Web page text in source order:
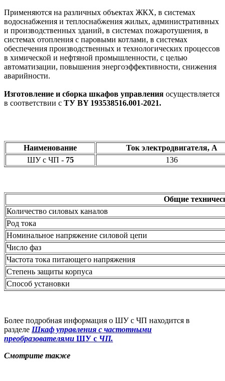
Применяются на различных объектах ЖКХ, в системах
водоснабжения и теплоснабжения жилых, административных
и производственных зданий, в системах пожаротушения, в
системах отопления с паровыми котлами, в системах
обеспечения производственных и технологических процессов
в химической и нефтяной промышленности, с целью
автоматизации, повышения энергоэффективности, снижения
аварийности.
Изготовление и сборка шкафов управления осуществляется
в соответствии с ТУ BY 193538516.001-2021.
Наименование
Ток электродвигателя, А
ШУ с ЧП - 75 136
Общие
Количество силовых каналов
Род тока
Номинальное напряжение силовой цепи
Число фаз
Частота тока питающего напряжения
Степень защиты корпуса
Способ установки
Более подробная информация о ШУ с ЧП находится в
разделе Шкаф управления с частотными
преобразователями ШУ с ЧП.
Смотрите также